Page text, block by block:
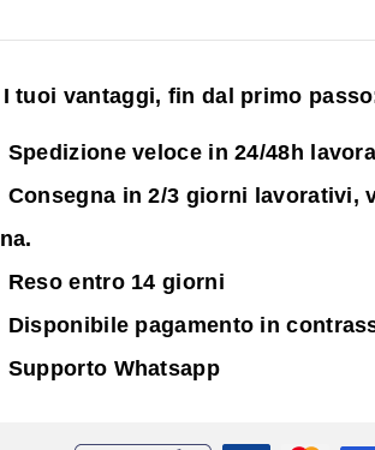
tuoi vantaggi, fin dal primo
Spedizione veloce in 24/48h
Consegna in 2/3 giorni lavorativi,
Reso entro 14 giorni
Disponibile pagamento in
Supporto Whatsapp